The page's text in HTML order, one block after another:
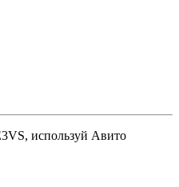
, используй Авито